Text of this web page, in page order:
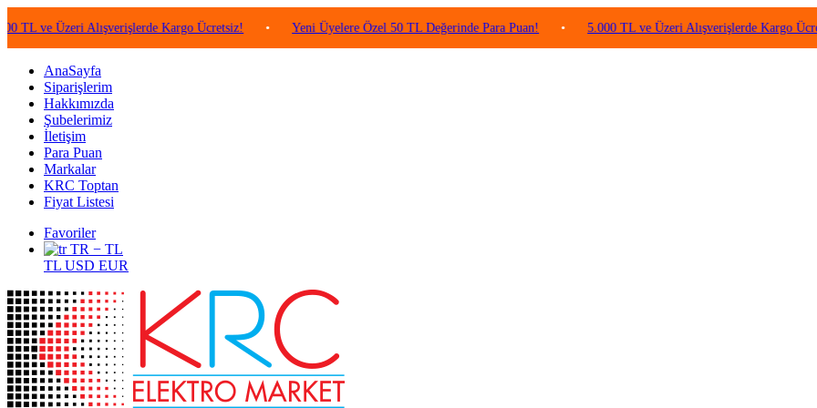
Üzeri Alışverişlerde Kargo Ücretsiz! • Yeni Üyelere Özel 50 TL Değerinde Para Puan! • 5.000 TL ve Üzeri Alışverişlerde Kargo Ücretsiz!
AnaSayfa
Siparişlerim
Hakkımızda
Şubelerimiz
İletişim
Para Puan
Markalar
KRC Toptan
Fiyat Listesi
Favoriler
TR − TL
TL USD EUR